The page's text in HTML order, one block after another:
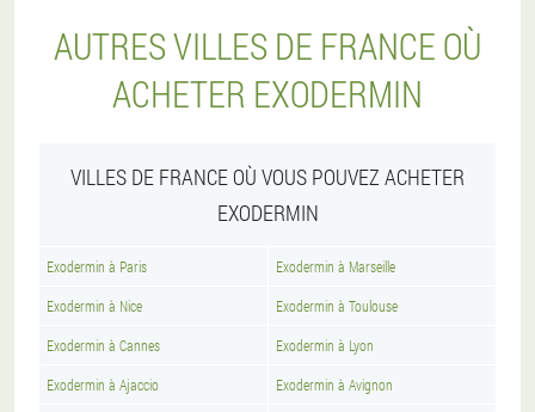
AUTRES VILLES DE FRANCE OÙ
ACHETER EXODERMIN
VILLES DE FRANCE OÙ VOUS POUVEZ ACHETER
EXODERMIN
Exodermin à Paris Exodermin à Marseille
Exodermin à Nice Exodermin à Toulouse
Exodermin à Cannes Exodermin à Lyon
Exodermin à Ajaccio Exodermin à Avignon